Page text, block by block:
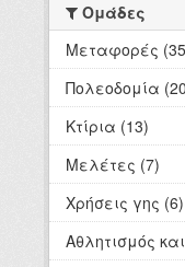
Ομάδες
Μεταφορές
Πολεοδομία
Κτίρια (13)
Μελέτες (7)
Χρήσεις γης (6)
Αθλητισμός